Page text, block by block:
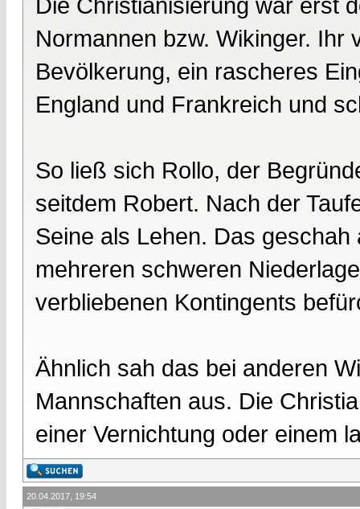
Normannen bzw. Wikinger. Ihr
Bevölkerung, ein rascheres
England und Frankreich und
So ließ sich Rollo, der
seitdem Robert. Nach der
Seine als Lehen. Das
mehreren schweren
verbliebenen Kontingents
Ähnlich sah das bei anderen
Mannschaften aus. Die
einer Vernichtung oder einem
20.04.2017, 19:54